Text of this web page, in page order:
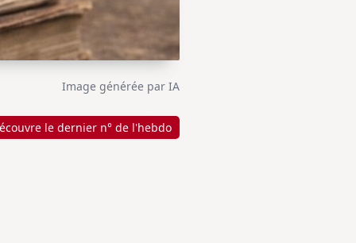
Image générée par IA
le dernier n° de l'hebdo